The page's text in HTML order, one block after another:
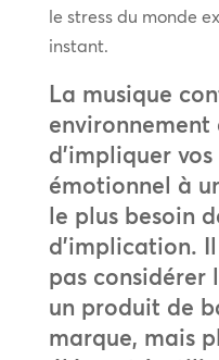
le stress du monde
instant.
La musique
environnement
d’impliquer
émotionnel à
le plus besoin
d’implication.
pas considérer
un produit de
marque, mais